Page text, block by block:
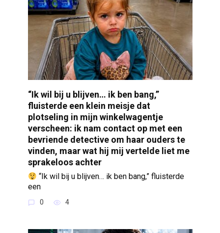
“Ik wil bij u blijven… ik ben bang,”
fluisterde een klein meisje dat
plotseling in mijn winkelwagentje
verscheen: ik nam contact op met een
bevriende detective om haar ouders te
vinden, maar wat hij mij vertelde liet me
sprakeloos achter
“Ik wil bij u blijven… ik ben bang,” fluisterde
een
0 4